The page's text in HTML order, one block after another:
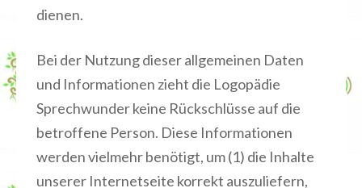
dienen.
Bei der Nutzung dieser allgemeinen Daten
und Informationen zieht die Logopädie
Sprechwunder keine Rückschlüsse auf die
betroffene Person. Diese Informationen
werden vielmehr benötigt, um (1) die Inhalte
unserer Internetseite korrekt auszuliefern,